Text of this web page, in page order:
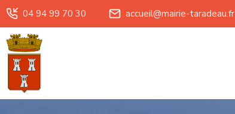
04 94 99 70 30 accueil@mairie-taradeau.fr